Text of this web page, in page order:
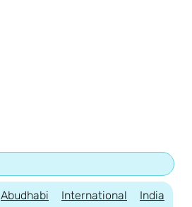
Abudhabi International India